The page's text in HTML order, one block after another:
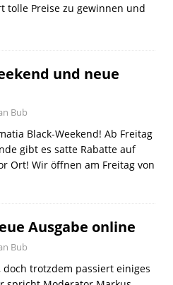
tolle Preise zu gewinnen und
und neue
Bub
Black-Weekend! Ab Freitag
gibt es satte Rabatte auf
Ort! Wir öffnen am Freitag von
Ausgabe online
Bub
trotzdem passiert einiges